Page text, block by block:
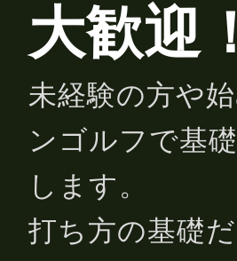
大歓迎！
未経験の方や
ンゴルフで基
します。
打ち方の基礎